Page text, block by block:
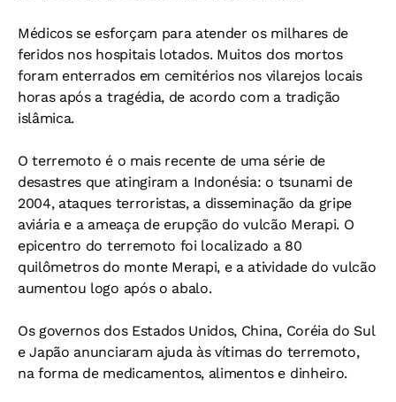
Médicos se esforçam para atender os milhares de
feridos nos hospitais lotados. Muitos dos mortos
foram enterrados em cemitérios nos vilarejos locais
horas após a tragédia, de acordo com a tradição
islâmica.
O terremoto é o mais recente de uma série de
desastres que atingiram a Indonésia: o tsunami de
2004, ataques terroristas, a disseminação da gripe
aviária e a ameaça de erupção do vulcão Merapi. O
epicentro do terremoto foi localizado a 80
quilômetros do monte Merapi, e a atividade do vulcão
aumentou logo após o abalo.
Os governos dos Estados Unidos, China, Coréia do Sul
e Japão anunciaram ajuda às vítimas do terremoto,
na forma de medicamentos, alimentos e dinheiro.